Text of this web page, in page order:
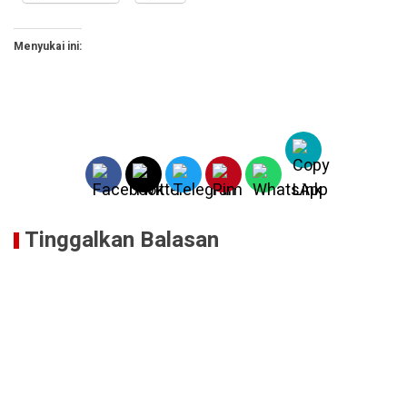
Menyukai ini:
Tinggalkan Balasan